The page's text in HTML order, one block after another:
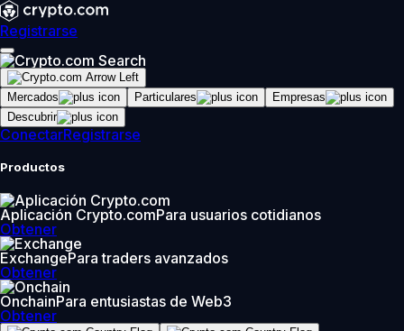
Registrarse
Mercados Particulares
Empresas
Descubrir
ConectarRegistrarse
Productos
Aplicación Crypto.comPara usuarios cotidianos
Obtener
ExchangePara traders avanzados
Obtener
OnchainPara entusiastas de Web3
Obtener